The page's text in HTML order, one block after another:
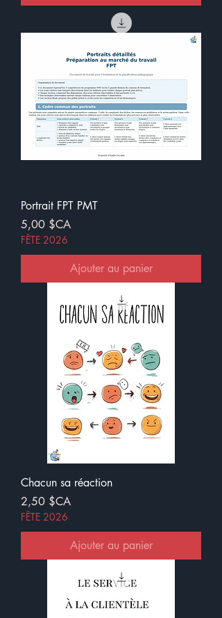
Portrait FPT PMT
Prix
5,00 $CA
FÊTE 2026
Ajouter au panier
Chacun sa réaction
Prix
2,50 $CA
FÊTE 2026
Ajouter au panier